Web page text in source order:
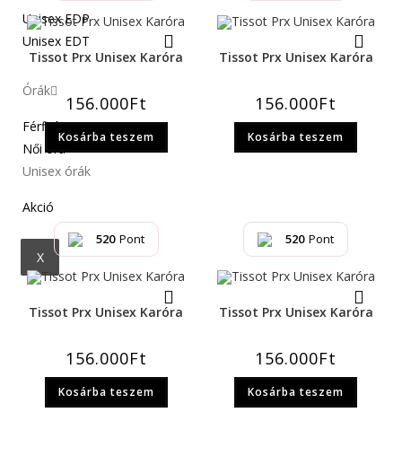
Unisex EDP
Unisex EDT
Órák
Férfi óra
Női óra
Unisex órák
Akció
X
Tissot Prx Unisex Karóra
156.000Ft
Kosárba teszem
Tissot Prx Unisex Karóra
156.000Ft
Kosárba teszem
520 Pont
Tissot Prx Unisex Karóra
156.000Ft
Kosárba teszem
520 Pont
Tissot Prx Unisex Karóra
156.000Ft
Kosárba teszem